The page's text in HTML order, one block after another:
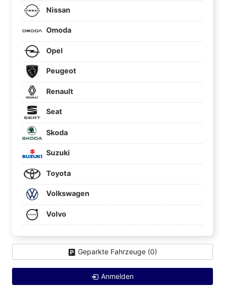
Nissan
Omoda
Opel
Peugeot
Renault
Seat
Skoda
Suzuki
Toyota
Volkswagen
Volvo
Geparkte Fahrzeuge (0)
Anmelden